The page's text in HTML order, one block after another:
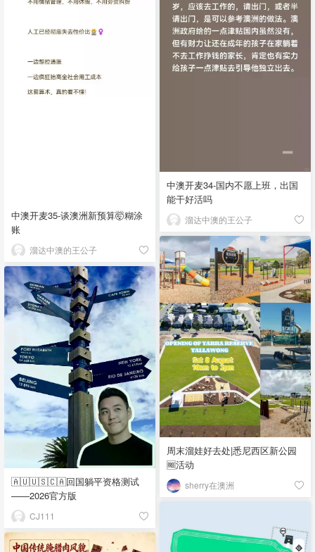
中澳开麦35-谈澳洲新预算🤯糊涂
账
溜达中澳的王公子
中澳开麦34-国内不愿上班，出国
能干好活吗
溜达中澳的王公子
周末溜娃好去处|悉尼西区新公园
🆓活动
sherry在澳洲
🇦🇺🇺🇸🇨🇦回国躺平资格测试
——2026官方版
CJ111